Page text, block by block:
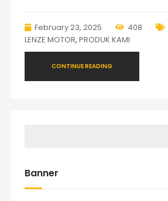
February 23, 2025 408
LENZE MOTOR, PRODUK KAMI
CONTINUE READING
Banner